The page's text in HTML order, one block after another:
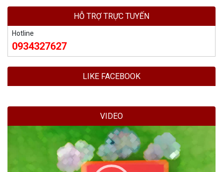
HỖ TRỢ TRỰC TUYẾN
Hotline
0934327627
LIKE FACEBOOK
VIDEO